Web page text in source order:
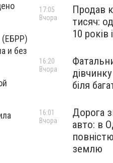
(ЕБРР)
и без
Продав
тисяч:
10 років
17:05
Вчора
біля
16:20
Вчора
Дорога
авто: в
землю
16:01
Вчора